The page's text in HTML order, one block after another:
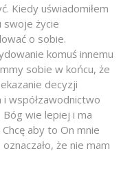
Kiedy uświadomiłem
swoje życie
o sobie.
komuś innemu
sobie w końcu, że
decyzji
i współzawodnictwo
wie lepiej i ma
aby to On mnie
że nie mam